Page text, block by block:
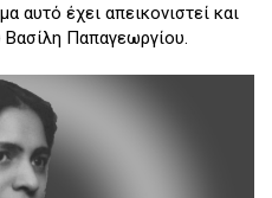
αυτό έχει απεικονιστεί και
Παπαγεωργίου.